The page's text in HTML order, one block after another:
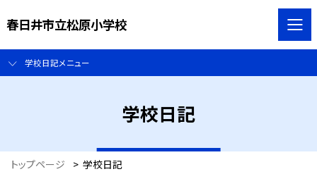
春日井市立松原小学校
学校日記メニュー
学校日記
トップページ > 学校日記